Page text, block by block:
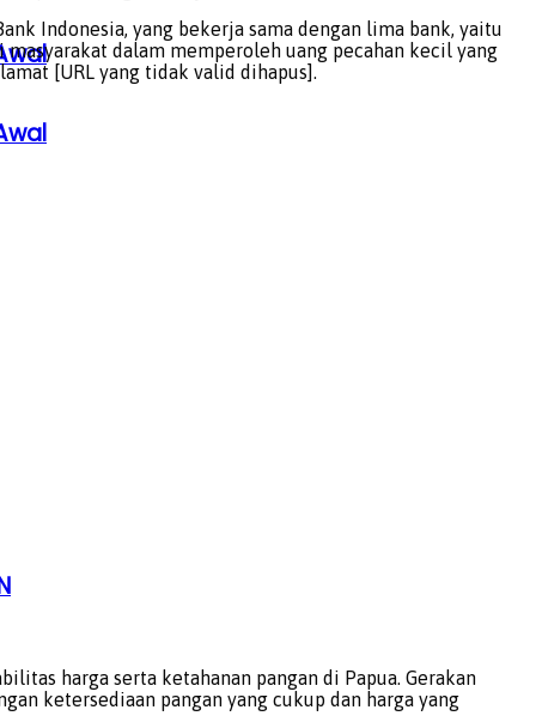
Indonesia, yang bekerja sama dengan lima bank, yaitu
masyarakat dalam memperoleh uang pecahan kecil yang
[URL yang tidak valid dihapus].
harga serta ketahanan pangan di Papua. Gerakan
ketersediaan pangan yang cukup dan harga yang